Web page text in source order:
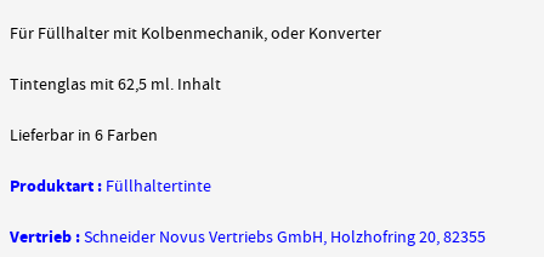
Für Füllhalter mit Kolbenmechanik, oder Konverter
Tintenglas mit 62,5 ml. Inhalt
Lieferbar in 6 Farben
Produktart : Füllhaltertinte
Vertrieb :Schneider Novus Vertriebs GmbH, Holzhofring 20, 82355